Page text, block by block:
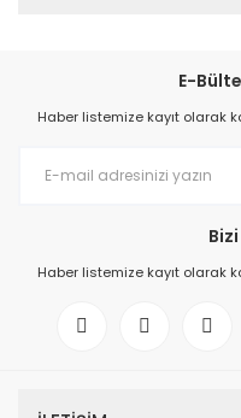
E-
Haber listemize kayıt olarak
Haber listemize kayıt olarak